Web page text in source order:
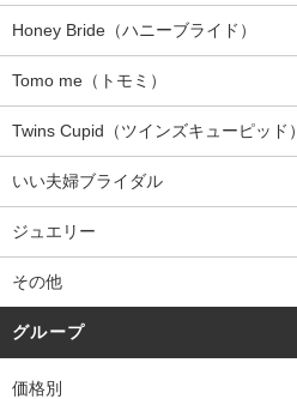
Honey Bride（ハニーブライド）
Tomo me（トモミ）
Twins Cupid（ツインズキューピッド）
いい夫婦ブライダル
ジュエリー
その他
グループ
価格別